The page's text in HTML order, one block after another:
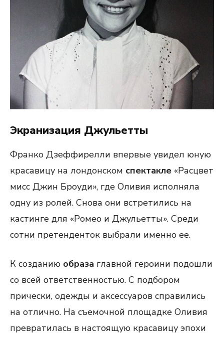
Экранизация Джульетты
Франко Дзеффирелли впервые увидел юную
красавицу на лондонском спектакле «Расцвет
мисс Джин Броуди», где Оливия исполняла
одну из ролей. Снова они встретились на
кастинге для «Ромео и Джульетты». Среди
сотни претенденток выбрали именно ее.
К созданию образа главной героини подошли
со всей ответственностью. С подбором
прически, одежды и аксессуаров справились
на отлично. На съемочной площадке Оливия
превратилась в настоящую красавицу эпохи